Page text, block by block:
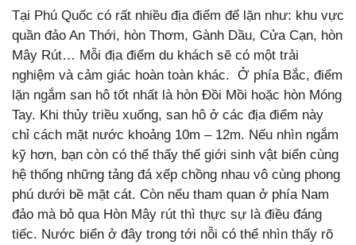
Tại Phú Quốc có rất nhiều địa điểm để lặn như: khu vực
quần đảo An Thới, hòn Thơm, Gành Dầu, Cửa Cạn, hòn
Mây Rút… Mỗi địa điểm du khách sẽ có một trải
nghiệm và cảm giác hoàn toàn khác. Ở phía Bắc, điểm
lặn ngắm san hô tốt nhất là hòn Đồi Mồi hoặc hòn Móng
Tay. Khi thủy triều xuống, san hô ở các địa điểm này
chỉ cách mặt nước khoảng 10m – 12m. Nếu nhìn ngắm
kỹ hơn, bạn còn có thể thấy thế giới sinh vật biển cùng
hệ thống những tảng đá xếp chồng nhau vô cùng phong
phú dưới bề mặt cát. Còn nếu tham quan ở phía Nam
đảo mà bỏ qua Hòn Mây rút thì thực sự là điều đáng
tiếc. Nước biển ở đây trong tới nỗi có thể nhìn thấy rõ